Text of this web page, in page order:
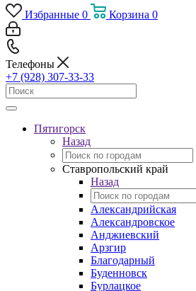
Избранные 0 Корзина 0
Телефоны
+7 (928) 307-33-33
Пятигорск
Назад
Ставропольский край
Назад
Александрийская
Александровское
Анджиевский
Арзгир
Благодарный
Буденновск
Бурлацкое